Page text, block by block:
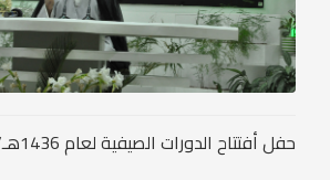
حفل أفتتاح الدورات الصيفية لعام 1436هـ/2015م